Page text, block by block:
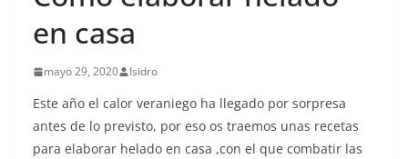
en casa
mayo 29, 2020 Isidro
Este año el calor veraniego ha llegado por sorpresa
antes de lo previsto, por eso os traemos unas recetas
para elaborar helado en casa ,con el que combatir las